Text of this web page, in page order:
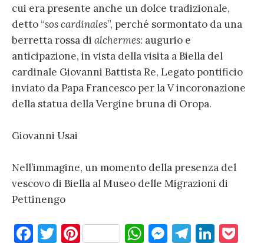
cui era presente anche un dolce tradizionale,
detto “sos cardinales”, perché sormontato da una
berretta rossa di alchermes: augurio e
anticipazione, in vista della visita a Biella del
cardinale Giovanni Battista Re, Legato pontificio
inviato da Papa Francesco per la V incoronazione
della statua della Vergine bruna di Oropa.
Giovanni Usai
Nell’immagine, un momento della presenza del
vescovo di Biella al Museo delle Migrazioni di
Pettinengo
F T Pi W M T Li